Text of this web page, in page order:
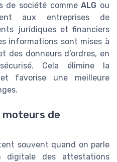
de société commeALG ou
aux entreprises de
juridiques et financiers
informations sont mises à
des donneurs d’ordres, en
Cela élimine la
favorise une meilleure
moteurs de
souvent quand on parle
digitale des attestations